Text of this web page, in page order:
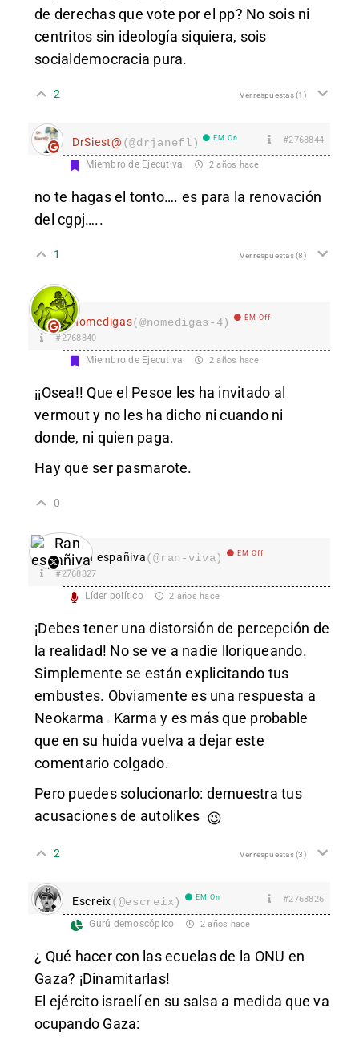
de derechas que vote por el pp? No sois ni
centritos sin ideología siquiera, sois
socialdemocracia pura.
2 Ver respuestas(1)
DrSiest@ (@drjanefl) EM On #2768844
Miembro de Ejecutiva 2 años hace
no te hagas el tonto…. es para la renovación
del cgpj…..
1 Ver respuestas(8)
nomedigas(@nomedigas-4) EM Off
#2768840
Miembro de Ejecutiva 2 años hace
¡¡Osea!! Que el Pesoe les ha invitado al
vermout y no les ha dicho ni cuando ni
donde, ni quien paga.
Hay que ser pasmarote.
0
Ran españiva(@ran-viva) EM Off
#2768827
Líder político 2 años hace
¡Debes tener una distorsión de percepción de
la realidad! No se ve a nadie lloriqueando.
Simplemente se están explicitando tus
embustes. Obviamente es una respuesta a
Neokarma Karma y es más que probable
que en su huida vuelva a dejar este
comentario colgado.
Pero puedes solucionarlo: demuestra tus
acusaciones de autolikes 😉
2 Ver respuestas(3)
Escreix(@escreix) EM On #2768826
Gurú demoscópico 2 años hace
¿ Qué hacer con las ecuelas de la ONU en
Gaza? ¡Dinamitarlas!
El ejército israelí en su salsa a medida que va
ocupando Gaza: